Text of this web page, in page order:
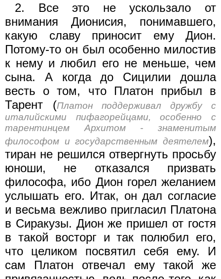
2. Все это не ускользало от
внимания Дионисия, понимавшего,
какую славу приносит ему Дион.
Потому-то он был особенно ми­лостив
к нему и любил его не меньше, чем
сына. А когда до Сицилии дошла
весть о том, что Платон прибыл в
Тарент (Платон поддерживал дружбу с
италийскими пифагорейцами, особенно с
тарентинцем Архитом - знаменитым
философом и государственным деятелем),
тиран не решился отвергнуть просьбу
юноши, не отказался призвать
философа, ибо Дион горел желанием
услышать его. Итак, он дал согласие
и весьма вежливо пригласил Платона
в Сиракузы. Дион же пришел от гостя
в такой восторг и так полюбил его,
что це­ликом посвятил себя ему. И
сам Платон отвечал ему такой же